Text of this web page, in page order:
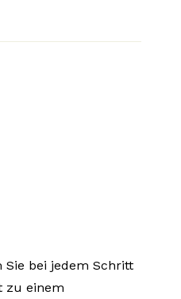
Sie bei jedem Schritt
zu einem